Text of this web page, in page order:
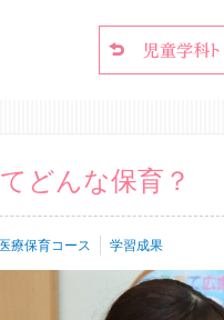
どんな保育？
医療保育コース 学習成果